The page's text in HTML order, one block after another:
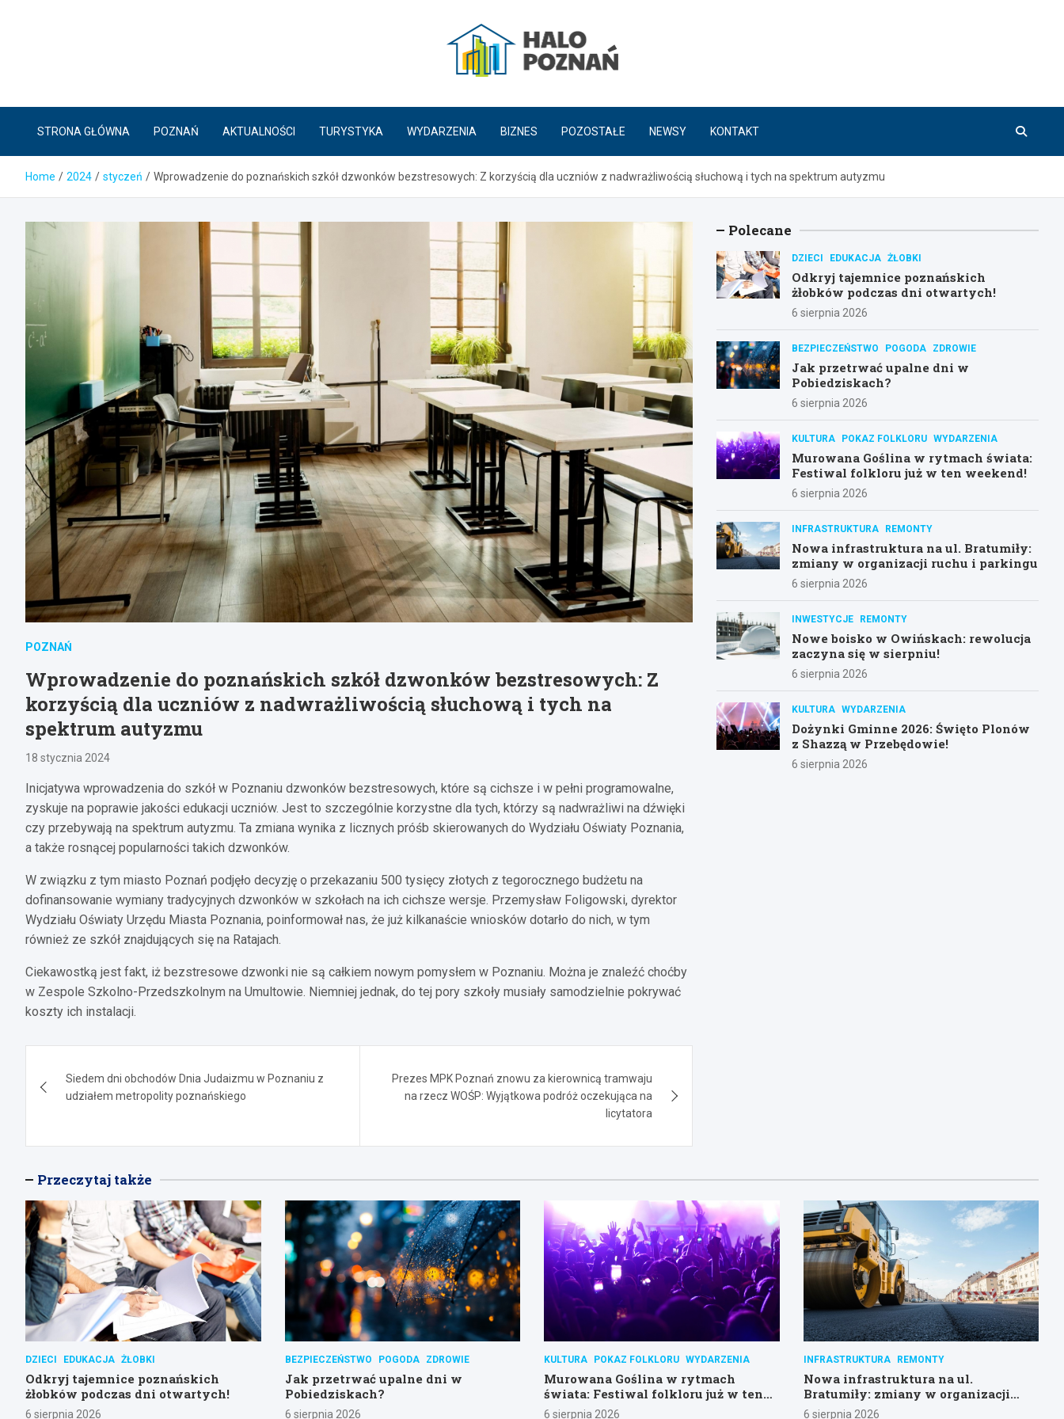
HaloPoznań.pl
STRONA GŁÓWNA POZNAŃ AKTUALNOŚCI TURYSTYKA WYDARZENIA BIZNES POZOSTAŁE NEWSY KONTAKT
Home 2024 styczeń Wprowadzenie do poznańskich szkół dzwonków bezstresowych: Z korzyścią dla uczniów z nadwrażliwością słuchową i tych na spektrum autyzmu
POZNAŃ
Wprowadzenie do poznańskich szkół dzwonków bezstresowych: Z
korzyścią dla uczniów z nadwrażliwością słuchową i tych na
spektrum autyzmu
18 stycznia 2024
Inicjatywa wprowadzenia do szkół w Poznaniu dzwonków bezstresowych, które są cichsze i w pełni programowalne,
zyskuje na poprawie jakości edukacji uczniów. Jest to szczególnie korzystne dla tych, którzy są nadwrażliwi na dźwięki
czy przebywają na spektrum autyzmu. Ta zmiana wynika z licznych próśb skierowanych do Wydziału Oświaty Poznania,
a także rosnącej popularności takich dzwonków.
W związku z tym miasto Poznań podjęło decyzję o przekazaniu 500 tysięcy złotych z tegorocznego budżetu na
dofinansowanie wymiany tradycyjnych dzwonków w szkołach na ich cichsze wersje. Przemysław Foligowski, dyrektor
Wydziału Oświaty Urzędu Miasta Poznania, poinformował nas, że już kilkanaście wniosków dotarło do nich, w tym
również ze szkół znajdujących się na Ratajach.
Ciekawostką jest fakt, iż bezstresowe dzwonki nie są całkiem nowym pomysłem w Poznaniu. Można je znaleźć choćby
w Zespole Szkolno-Przedszkolnym na Umultowie. Niemniej jednak, do tej pory szkoły musiały samodzielnie pokrywać
koszty ich instalacji.
wpisu
Siedem dni obchodów Dnia Judaizmu w Poznaniu z
udziałem metropolity poznańskiego
Prezes MPK Poznań znowu za kierownicą tramwaju
na rzecz WOŚP: Wyjątkowa podróż oczekująca na
licytatora
Polecane
DZIECI EDUKACJA ŻŁOBKI
Odkryj tajemnice poznańskich
żłobków podczas dni otwartych!
6 sierpnia 2026
BEZPIECZEŃSTWO POGODA ZDROWIE
Jak przetrwać upalne dni w
Pobiedziskach?
6 sierpnia 2026
KULTURA POKAZ FOLKLORU WYDARZENIA
Murowana Goślina w rytmach świata:
Festiwal folkloru już w ten weekend!
6 sierpnia 2026
INFRASTRUKTURA REMONTY
Nowa infrastruktura na ul. Bratumiły:
zmiany w organizacji ruchu i parkingu
6 sierpnia 2026
INWESTYCJE REMONTY
Nowe boisko w Owińskach: rewolucja
zaczyna się w sierpniu!
6 sierpnia 2026
KULTURA WYDARZENIA
Dożynki Gminne 2026: Święto Plonów
z Shazzą w Przebędowie!
6 sierpnia 2026
Przeczytaj także
DZIECI EDUKACJA ŻŁOBKI
Odkryj tajemnice poznańskich
żłobków podczas dni otwartych!
6 sierpnia 2026
BEZPIECZEŃSTWO POGODA ZDROWIE
Jak przetrwać upalne dni w
Pobiedziskach?
6 sierpnia 2026
KULTURA POKAZ FOLKLORU WYDARZENIA
Murowana Goślina w rytmach
świata: Festiwal folkloru już w ten
weekend!
6 sierpnia 2026
INFRASTRUKTURA REMONTY
Nowa infrastruktura na ul.
Bratumiły: zmiany w organizacji
ruchu i parkingu
6 sierpnia 2026